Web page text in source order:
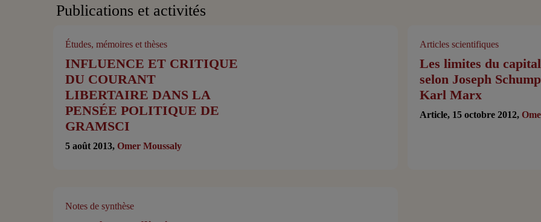
Publications et activités
Études, mémoires et thèses
INFLUENCE ET CRITIQUE
DU COURANT
LIBERTAIRE DANS LA
PENSÉE POLITIQUE DE
GRAMSCI
5 août 2013,Omer Moussaly
Articles scientifiques
Les limites du
selon Joseph
Karl Marx
Article, 15 octobre 2012,
Notes de synthèse